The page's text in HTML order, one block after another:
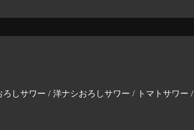
しサワー / 洋ナシおろしサワー / トマトサワー